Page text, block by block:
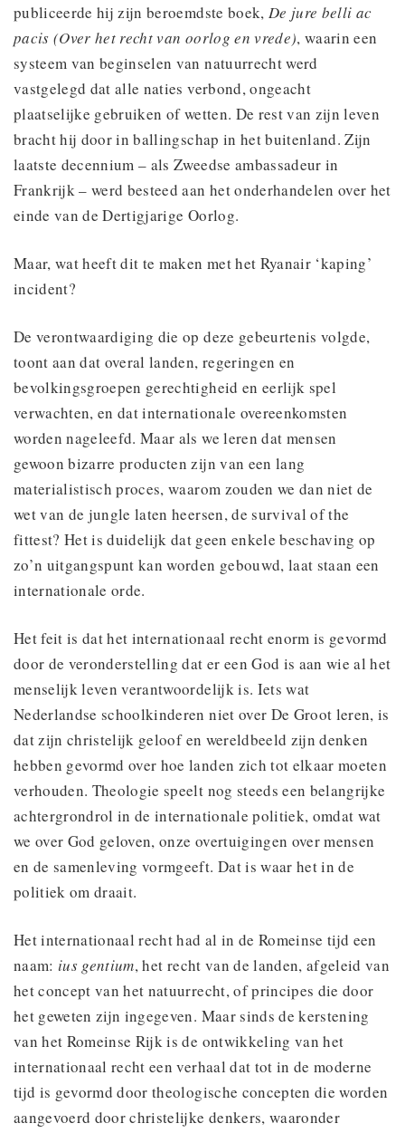
publiceerde hij zijn beroemdste boek, De jure belli ac
pacis (Over het recht van oorlog en vrede), waarin een
systeem van beginselen van natuurrecht werd
vastgelegd dat alle naties verbond, ongeacht
plaatselijke gebruiken of wetten. De rest van zijn leven
bracht hij door in ballingschap in het buitenland. Zijn
laatste decennium – als Zweedse ambassadeur in
Frankrijk – werd besteed aan het onderhandelen over het
einde van de Dertigjarige Oorlog.
Maar, wat heeft dit te maken met het Ryanair ‘kaping’
incident?
De verontwaardiging die op deze gebeurtenis volgde,
toont aan dat overal landen, regeringen en
bevolkingsgroepen gerechtigheid en eerlijk spel
verwachten, en dat internationale overeenkomsten
worden nageleefd. Maar als we leren dat mensen
gewoon bizarre producten zijn van een lang
materialistisch proces, waarom zouden we dan niet de
wet van de jungle laten heersen, de survival of the
fittest? Het is duidelijk dat geen enkele beschaving op
zo’n uitgangspunt kan worden gebouwd, laat staan een
internationale orde.
Het feit is dat het internationaal recht enorm is gevormd
door de veronderstelling dat er een God is aan wie al het
menselijk leven verantwoordelijk is. Iets wat
Nederlandse schoolkinderen niet over De Groot leren, is
dat zijn christelijk geloof en wereldbeeld zijn denken
hebben gevormd over hoe landen zich tot elkaar moeten
verhouden. Theologie speelt nog steeds een belangrijke
achtergrondrol in de internationale politiek, omdat wat
we over God geloven, onze overtuigingen over mensen
en de samenleving vormgeeft. Dat is waar het in de
politiek om draait.
Het internationaal recht had al in de Romeinse tijd een
naam: ius gentium, het recht van de landen, afgeleid van
het concept van het natuurrecht, of principes die door
het geweten zijn ingegeven. Maar sinds de kerstening
van het Romeinse Rijk is de ontwikkeling van het
internationaal recht een verhaal dat tot in de moderne
tijd is gevormd door theologische concepten die worden
aangevoerd door christelijke denkers, waaronder